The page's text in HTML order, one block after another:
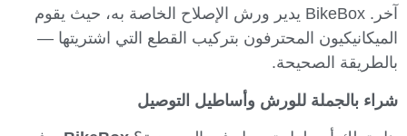
آخر. BikeBox يدير ورش الإصلاح الخاصة به، حيث يقوم
الميكانيكيون المحترفون بتركيب القطع التي اشتريتها —
بالطريقة الصحيحة.
شراء بالجملة للورش وأساطيل التوصيل